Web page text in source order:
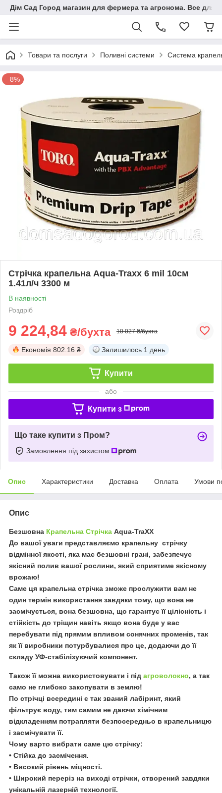
Дім Сад Город магазин для фермера та агронома. Все для
Товари та послуги Поливні системи Система
–8%
Стрічка крапельна Aqua-Traxx 6 mil 10см
1.41л/ч 3300 м
В наявності
Роздріб
9 224,84 ₴/бухта 10 027 ₴/бухта
Економія 802.16 ₴ Залишилось 1 день
Купити
або
Купити з
Що таке купити з Пром?
Замовлення під захистом
Опис Характеристики Доставка Оплата Умови
Опис
Безшовна Крапельна Стрічка Aqua-TraXX
До вашої уваги представляємо крапельну стрічку
відмінної якості, яка має безшовні грані, забезпечує
якісний полив вашої рослини, який сприятиме якісному
врожаю!
Саме ця крапельна стрічка зможе прослужити вам не
один термін використання завдяки тому, що вона не
засмічується, вона безшовна, що гарантує її цілісність і
стійкість до тріщин навіть якщо вона буде у вас
перебувати під прямим впливом сонячних променів, так
як її виробники потурбувалися про це, додаючи до її
складу УФ-стабілізуючий компонент.
Також її можна використовувати і під агроволокно, а так
само не глибоко закопувати в землю!
По стрічці всередині є так званий лабіринт, який
фільтрує воду, тим самим не даючи хімічним
відкладенням потрапляти безпосередньо в крапельницю
і засмічувати її.
Чому варто вибрати саме цю стрічку:
• Стійка до засмічення.
• Високий рівень міцності.
• Широкий переріз на виході стрічки, створений завдяки
унікальній лазерній технології.